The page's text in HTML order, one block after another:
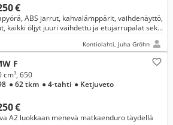
€
ABS jarrut, kahvalämppärit, vaihdenäyttö,
kaikki öljyt juuri vaihdettu ja etujarrupalat sekä
Kontiolahti, Juha Gröhn
F
€
cm³, 650
● 62 tkm ● 4-tahti ● Ketjuveto
A2 luokkaan menevä matkaenduro täydellä